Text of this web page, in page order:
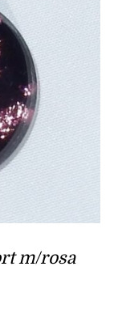
m/rosa